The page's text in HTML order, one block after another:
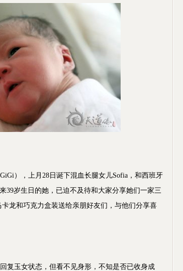
），上月28日诞下混血长腿女儿Sofia，和西班牙
39岁生日的她，已迫不及待和大家分享她们一家三
龙和巧克力盒装送给亲朋好友们，与他们分享喜
玉女状态，但看不见身形，不知是否已收身成